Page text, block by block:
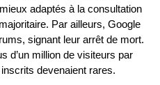
adaptés à la consultation
Par ailleurs, Google
signant leur arrêt de mort.
d’un million de visiteurs par
devenaient rares.